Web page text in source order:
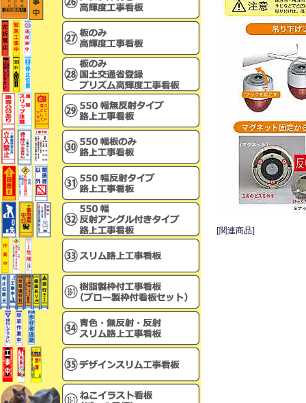
[関連商品]